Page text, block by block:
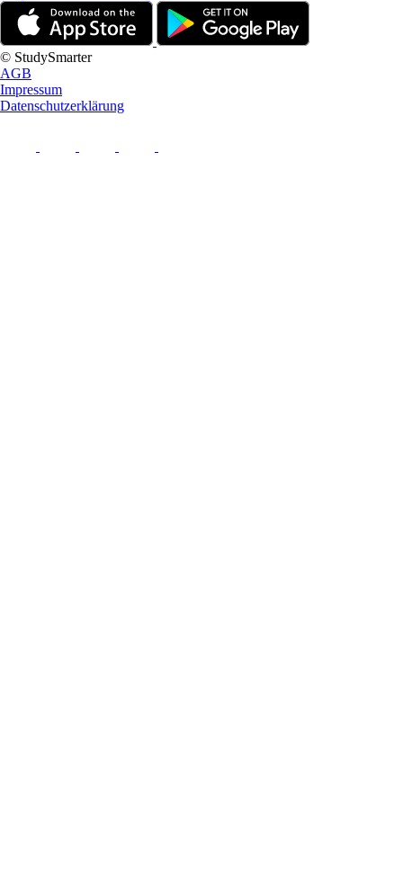
© StudySmarter
AGB
Impressum
Datenschutzerklärung